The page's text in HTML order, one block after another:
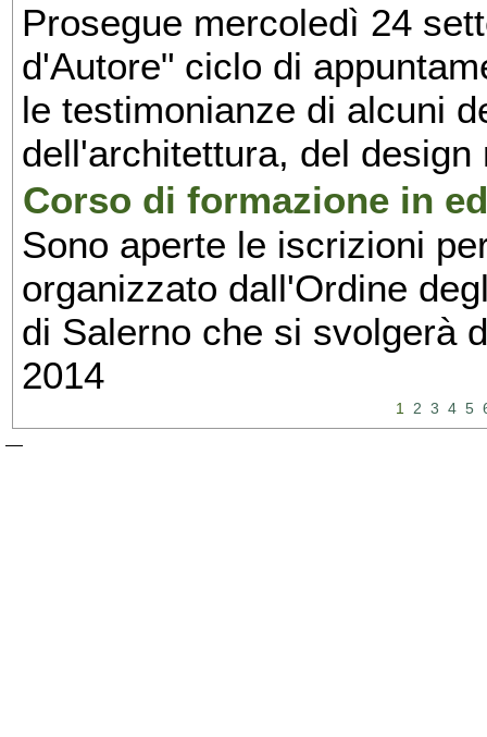
Prosegue mercoledì 24
d'Autore" ciclo di
le testimonianze di alcuni
dell'architettura, del
Corso di formazione in
Sono aperte le iscrizioni
organizzato dall'Ordine
di Salerno che si svolgerà
2014
1 2 3 4 5